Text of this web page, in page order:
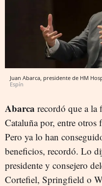
Juan Abarca, presidente de HM
Espín
Abarca recordó que a la
Cataluña por, entre otros
Pero ya lo han
beneficios, recordó. Lo
presidente y consejero
Cortefiel, Springfield o